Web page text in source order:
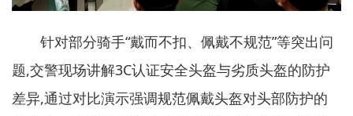
针对部分骑手“戴而不扣、佩戴不规范”等突出问
题,交警现场讲解3C认证安全头盔与劣质头盔的防护
差异,通过对比演示强调规范佩戴头盔对头部防护的